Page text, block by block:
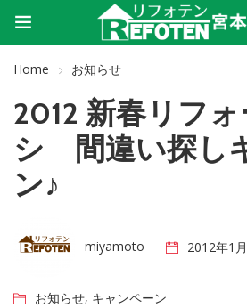
Home お知らせ
2012 新春リフ
シ 間違い探し
ン♪
miyamoto 2012年1
お知らせ, キャンペーン